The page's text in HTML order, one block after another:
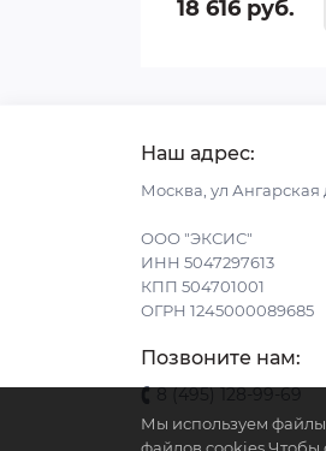
18 616 руб.
Наш адрес:
Москва, ул Ангарская
ООО "ЭКСИС"
ИНН 5047297613
КПП 504701001
ОГРН 1245000089685
Позвоните нам:
8 (495) 128-99-69
Мы используем файлы